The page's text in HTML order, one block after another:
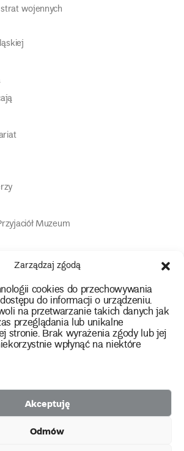
Zarządzaj zgodą
cookies do przechowywania
do informacji o urządzeniu.
na przetwarzanie takich danych jak
przeglądania lub unikalne
stronie. Brak wyrażenia zgody lub jej
wpłynąć na niektóre
Akceptuję
Odmów
wojennych
Muzeum
potrzebach
youtube
tiktok
Narodowe we Wrocławiu
Facebookfacebook